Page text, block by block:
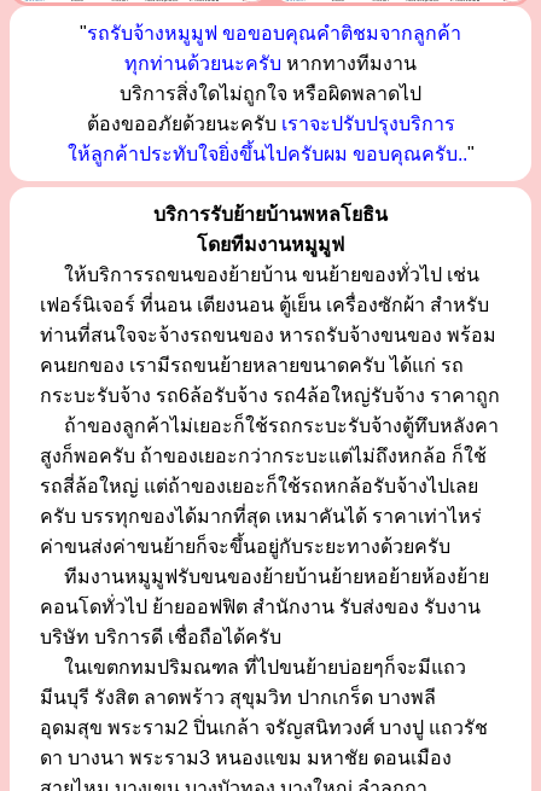
"รถรับจ้างหมูมูฟ ขอขอบคุณคำติชมจากลูกค้า
ทุกท่านด้วยนะครับ หากทางทีมงาน
บริการสิ่งใดไม่ถูกใจ หรือผิดพลาดไป
ต้องขออภัยด้วยนะครับ เราจะปรับปรุงบริการ
ให้ลูกค้าประทับใจยิ่งขึ้นไปครับผม ขอบคุณครับ.."
บริการรับย้ายบ้านพหลโยธิน
โดยทีมงานหมูมูฟ
ให้บริการรถขนของย้ายบ้าน ขนย้ายของทั่วไป เช่น
เฟอร์นิเจอร์ ที่นอน เตียงนอน ตู้เย็น เครื่องซักผ้า สำหรับ
ท่านที่สนใจจะจ้างรถขนของ หารถรับจ้างขนของ พร้อม
คนยกของ เรามีรถขนย้ายหลายขนาดครับ ได้แก่ รถ
กระบะรับจ้าง รถ6ล้อรับจ้าง รถ4ล้อใหญ่รับจ้าง ราคาถูก
ถ้าของลูกค้าไม่เยอะก็ใช้รถกระบะรับจ้างตู้ทึบหลังคา
สูงก็พอครับ ถ้าของเยอะกว่ากระบะแต่ไม่ถึงหกล้อ ก็ใช้
รถสี่ล้อใหญ่ แต่ถ้าของเยอะก็ใช้รถหกล้อรับจ้างไปเลย
ครับ บรรทุกของได้มากที่สุด เหมาคันได้ ราคาเท่าไหร่
ค่าขนส่งค่าขนย้ายก็จะขึ้นอยู่กับระยะทางด้วยครับ
ทีมงานหมูมูฟรับขนของย้ายบ้านย้ายหอย้ายห้องย้าย
คอนโดทั่วไป ย้ายออฟฟิต สำนักงาน รับส่งของ รับงาน
บริษัท บริการดี เชื่อถือได้ครับ
ในเขตกทมปริมณฑล ที่ไปขนย้ายบ่อยๆก็จะมีแถว
มีนบุรี รังสิต ลาดพร้าว สุขุมวิท ปากเกร็ด บางพลี
อุดมสุข พระราม2 ปิ่นเกล้า จรัญสนิทวงศ์ บางปู แถวรัช
ดา บางนา พระราม3 หนองแขม มหาชัย ดอนเมือง